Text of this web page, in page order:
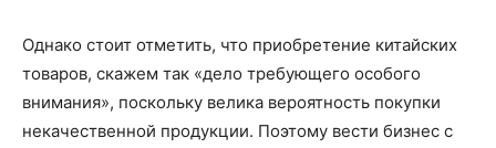
Однако стоит отметить, что приобретение китайских
товаров, скажем так «дело требующего особого
внимания», поскольку велика вероятность покупки
некачественной продукции. Поэтому вести бизнес с